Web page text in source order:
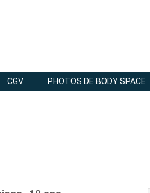
CGV PHOTOS DE BODY SPACE